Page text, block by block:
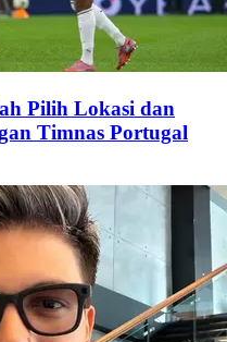
Pilih Lokasi dan
Timnas Portugal